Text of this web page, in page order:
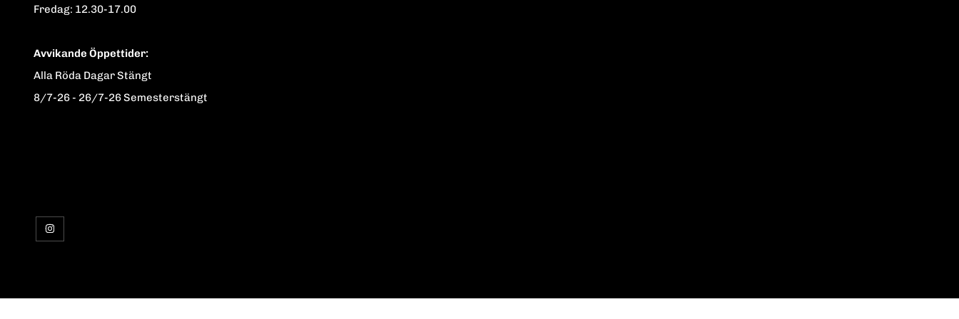
Fredag: 12.30-17.00
Avvikande Öppettider:
Alla Röda Dagar Stängt
8/7-26 - 26/7-26 Semesterstängt